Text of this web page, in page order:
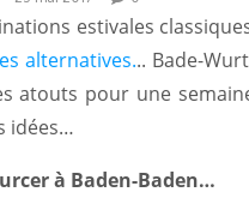
estivales
alternatives... Bade-
atouts pour une
idées…
à Baden-Baden…